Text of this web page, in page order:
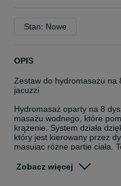
Stan: Nowe
OPIS
Zestaw do hydromasażu na
jacuzzi
Hydromasaż oparty na 8
masażu wodnego, które
krążenie. System działa
który jest kierowany przez
masując różne partie ciała.
oraz napięcia.
Zobacz więcej